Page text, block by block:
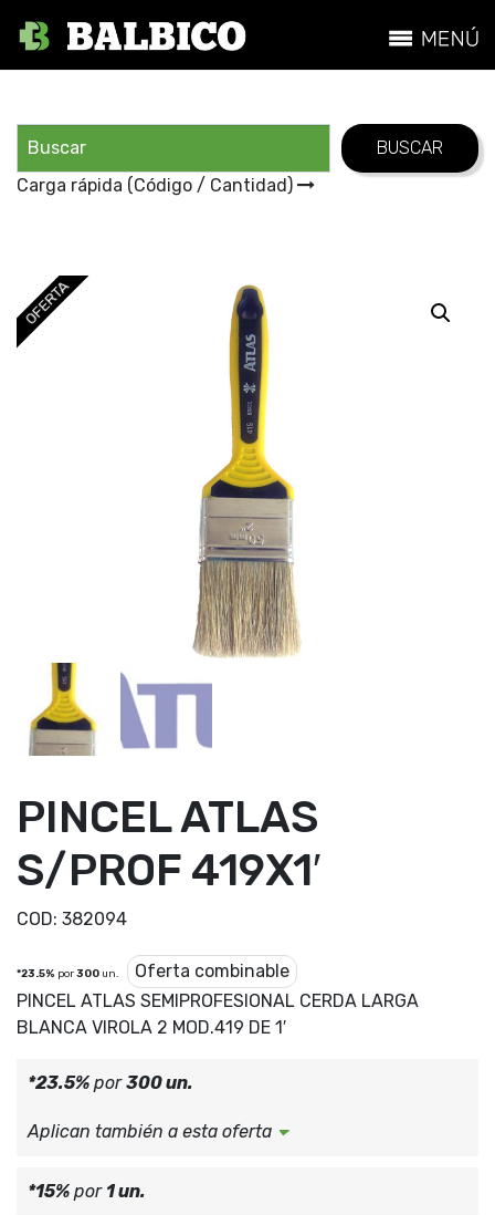
Carga rápida (Código / Cantidad)
OFERTA
PINCEL ATLAS
S/PROF 419X1′
COD: 382094
*23.5% por300 un.
Oferta combinable
PINCEL ATLAS SEMIPROFESIONAL CERDA LARGA
BLANCA VIROLA 2 MOD.419 DE 1′
*23.5% por300 un.
Aplican también a esta oferta
*15% por 1 un.